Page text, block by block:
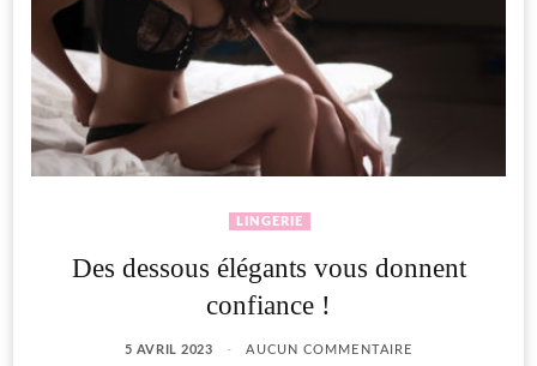
LINGERIE
Des dessous élégants vous donnent
confiance !
5 AVRIL 2023 AUCUN COMMENTAIRE